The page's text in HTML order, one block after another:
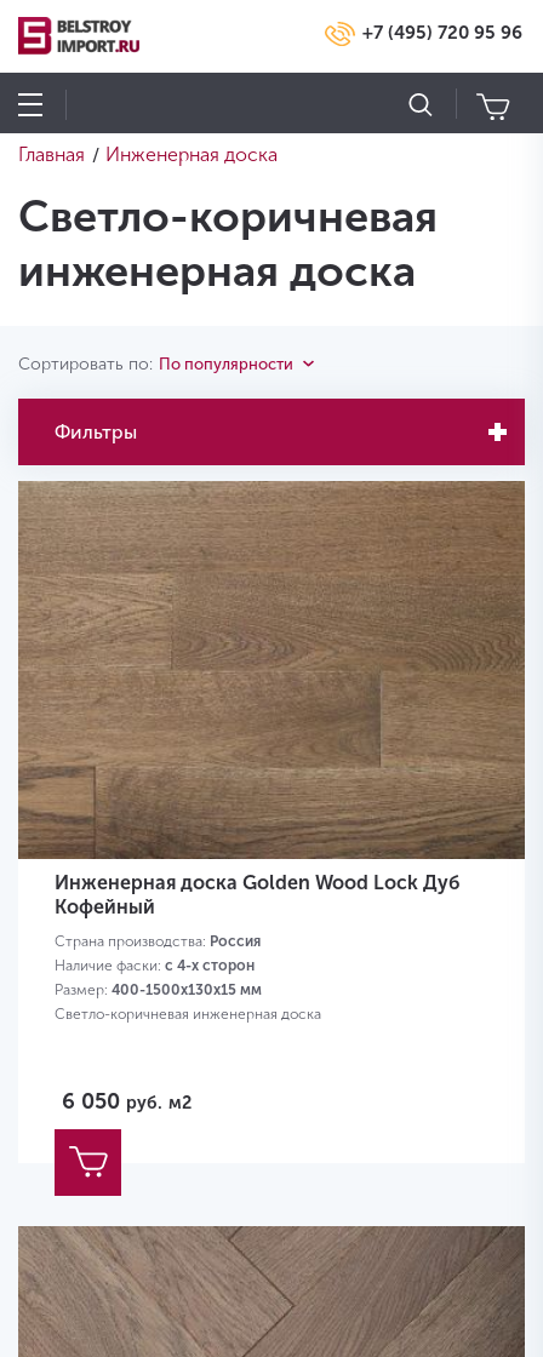
+7 (495) 720 95 96
Главная / Инженерная доска
Светло-коричневая
инженерная доска
Сортировать по: По популярности
Фильтры
Инженерная доска Golden Wood Lock Дуб
Кофейный
Страна производства: Россия
Наличие фаски: с 4-х сторон
Размер: 400-1500х130х15 мм
Светло-коричневая инженерная доска
6 050 руб. м2